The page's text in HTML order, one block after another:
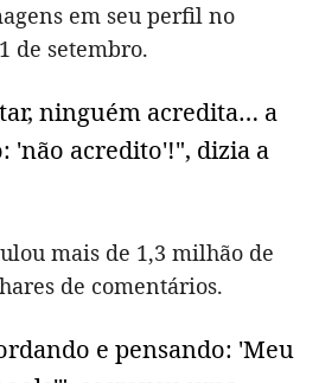
em seu perfil no
de setembro.
ninguém acredita… a
'não acredito'!", dizia a
mais de 1,3 milhão de
de comentários.
e pensando: 'Meu